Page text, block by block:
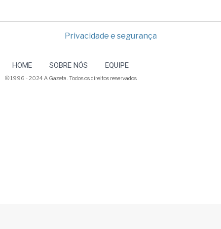
Privacidade e segurança
HOME SOBRE NÓS EQUIPE
© 1996 - 2024 A Gazeta. Todos os direitos reservados